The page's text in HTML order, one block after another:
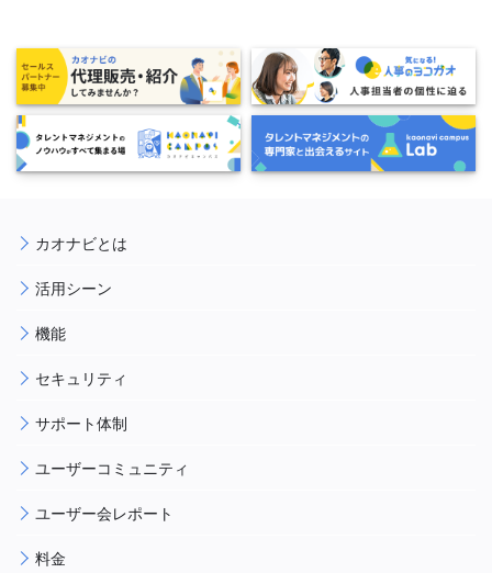
カオナビとは
活用シーン
機能
セキュリティ
サポート体制
ユーザーコミュニティ
ユーザー会レポート
料金